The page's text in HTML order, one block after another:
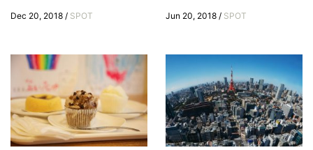
Dec 20, 2018 / SPOT Jun 20, 2018 / SPOT